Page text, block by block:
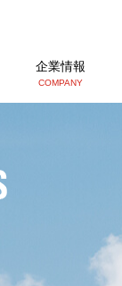
企業情報
COMPANY